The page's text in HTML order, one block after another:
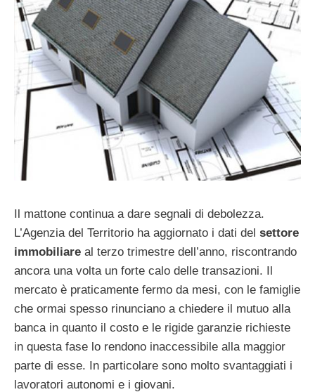
Il mattone continua a dare segnali di debolezza.
L’Agenzia del Territorio ha aggiornato i dati del settore
immobiliare al terzo trimestre dell’anno, riscontrando
ancora una volta un forte calo delle transazioni. Il
mercato è praticamente fermo da mesi, con le famiglie
che ormai spesso rinunciano a chiedere il mutuo alla
banca in quanto il costo e le rigide garanzie richieste
in questa fase lo rendono inaccessibile alla maggior
parte di esse. In particolare sono molto svantaggiati i
lavoratori autonomi e i giovani.